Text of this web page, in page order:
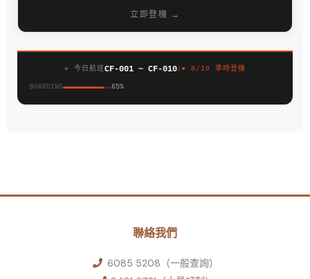
立即登機 →
✈︎ 今日航班CF-001 ~ CF-010 ● 8/10 準時登機
BOARDING 65%
聯絡我們
6085 5208（一般查詢）